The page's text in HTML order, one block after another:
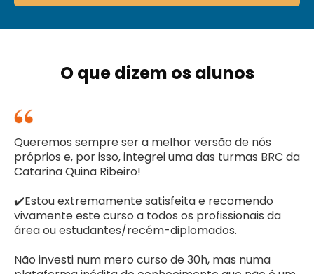
O que dizem os alunos
Queremos sempre ser a melhor versão de nós
próprios e, por isso, integrei uma das turmas BRC da
Catarina Quina Ribeiro!
✔️Estou extremamente satisfeita e recomendo
vivamente este curso a todos os profissionais da
área ou estudantes/recém-diplomados.
Não investi num mero curso de 30h, mas numa